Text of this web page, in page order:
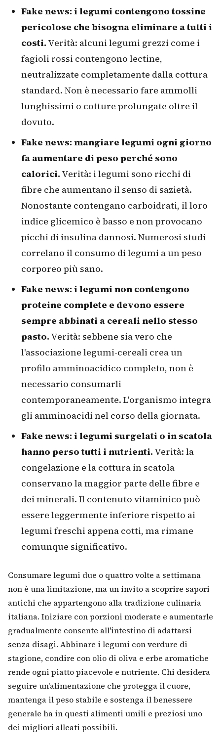
Fake news: i legumi contengono tossine
pericolose che bisogna eliminare a tutti i
costi. Verità: alcuni legumi grezzi come i
fagioli rossi contengono lectine,
neutralizzate completamente dalla cottura
standard. Non è necessario fare ammolli
lunghissimi o cotture prolungate oltre il
dovuto.
Fake news: mangiare legumi ogni giorno
fa aumentare di peso perché sono
calorici. Verità: i legumi sono ricchi di
fibre che aumentano il senso di sazietà.
Nonostante contengano carboidrati, il loro
indice glicemico è basso e non provocano
picchi di insulina dannosi. Numerosi studi
correlano il consumo di legumi a un peso
corporeo più sano.
Fake news: i legumi non contengono
proteine complete e devono essere
sempre abbinati a cereali nello stesso
pasto. Verità: sebbene sia vero che
l'associazione legumi-cereali crea un
profilo amminoacidico completo, non è
necessario consumarli
contemporaneamente. L'organismo integra
gli amminoacidi nel corso della giornata.
Fake news: i legumi surgelati o in scatola
hanno perso tutti i nutrienti. Verità: la
congelazione e la cottura in scatola
conservano la maggior parte delle fibre e
dei minerali. Il contenuto vitaminico può
essere leggermente inferiore rispetto ai
legumi freschi appena cotti, ma rimane
comunque significativo.
Consumare legumi due o quattro volte a settimana
non è una limitazione, ma un invito a scoprire sapori
antichi che appartengono alla tradizione culinaria
italiana. Iniziare con porzioni moderate e aumentarle
gradualmente consente all'intestino di adattarsi
senza disagi. Abbinare i legumi con verdure di
stagione, condire con olio di oliva e erbe aromatiche
rende ogni piatto piacevole e nutriente. Chi desidera
seguire un'alimentazione che protegga il cuore,
mantenga il peso stabile e sostenga il benessere
generale ha in questi alimenti umili e preziosi uno
dei migliori alleati possibili.